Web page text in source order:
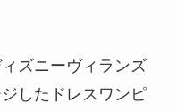
ズニーヴィランズ
したドレスワンピ